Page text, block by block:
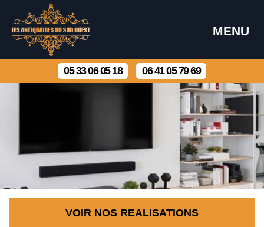
MENU
05 33 06 05 18 06 41 05 79 69
VOIR NOS REALISATIONS